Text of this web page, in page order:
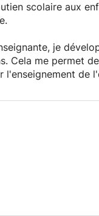
scolaire aux
je
Cela me permet
l'enseignement de